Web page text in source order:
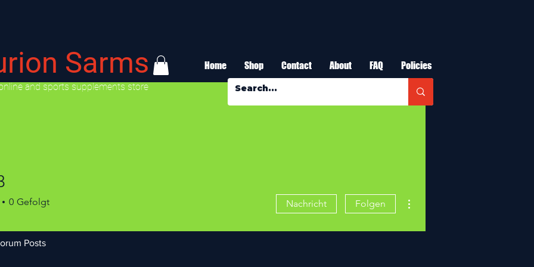
Home Shop Contact About FAQ Policies
Sarms
and sports supplements store
0 Gefolgt Nachricht Folgen
Posts